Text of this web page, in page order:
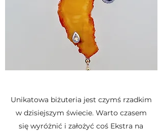
Unikatowa biżuteria jest czymś rzadkim
w dzisiejszym świecie. Warto czasem
się wyróżnić i założyć coś Ekstra na